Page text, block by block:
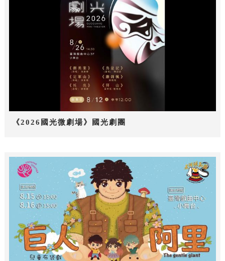
《2026國光微劇場》國光劇團